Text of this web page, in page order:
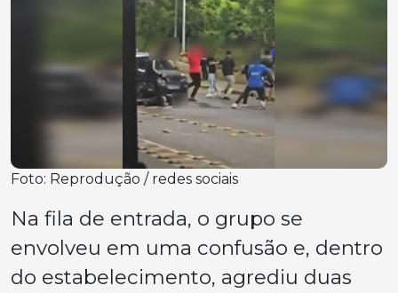
Foto: Reprodução / redes sociais
Na fila de entrada, o grupo se
envolveu em uma confusão e, dentro
do estabelecimento, agrediu duas